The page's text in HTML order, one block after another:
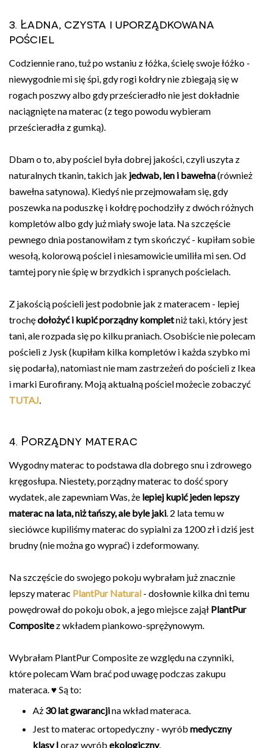
3. Ładna, czysta i uporządkowana
pościel
Codziennie rano, tuż po wstaniu z łóżka, ścielę swoje łóżko -
niewygodnie mi się śpi, gdy rogi kołdry nie zbiegają się w
rogach poszwy albo gdy prześcieradło nie jest dokładnie
naciągnięte na materac (z tego powodu wybieram
prześcieradła z gumką).
Dbam o to, aby pościel była dobrej jakości, czyli uszyta z
naturalnych tkanin, takich jak jedwab, len i bawełna(również
bawełna satynowa). Kiedyś nie przejmowałam się, gdy
poszewka na poduszkę i kołdrę pochodziły z dwóch różnych
kompletów albo gdy już miały swoje lata. Na szczęście
pewnego dnia postanowiłam z tym skończyć - kupiłam sobie
wesołą, kolorową pościel i niesamowicie umiliła mi sen. Od
tamtej pory nie śpię w brzydkich i spranych pościelach.
Z jakością pościeli jest podobnie jak z materacem - lepiej
trochędołożyć i kupić porządny kompletniż taki, który jest
tani, ale rozpada się po kilku praniach. Osobiście nie polecam
pościeli z Jysk (kupiłam kilka kompletów i każda szybko mi
się podarła), natomiast nie mam zastrzeżeń do pościeli z Ikea
i marki Eurofirany. Moją aktualną pościel możecie zobaczyć
TUTAJ.
4. Porządny materac
Wygodny materac to podstawa dla dobrego snu i zdrowego
kręgosłupa. Niestety, porządny materac to dość spory
wydatek, ale zapewniam Was, że lepiej kupić jeden lepszy
materac na lata, niż tańszy, ale byle jaki. 2 lata temu w
sieciówce kupiliśmy materac do sypialni za 1200 zł i dziś jest
brudny (nie można go wyprać) i zdeformowany.
Na szczęście do swojego pokoju wybrałam już znacznie
lepszy materac PlantPur Natural - dosłownie kilka dni temu
powędrował do pokoju obok, a jego miejsce zajął PlantPur
Compositez wkładem piankowo-sprężynowym.
Wybrałam PlantPur Composite ze względu na czynniki,
które polecam Wam brać pod uwagę podczas zakupu
materaca. ♥ Są to:
Aż 30 lat gwarancjina wkład materaca.
Jest to materac ortopedyczny - wyrób medyczny
klasy I oraz wyrób ekologiczny.